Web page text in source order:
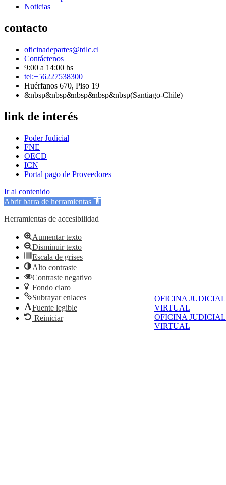
OFICINA JUDICIAL
VIRTUAL
OFICINA JUDICIAL
VIRTUAL
Noticias
contacto
oficinadepartes@tdlc.cl
Contáctenos
9:00 a 14:00 hs
tel:+56227538300
Huérfanos 670, Piso 19
&nbsp&nbsp&nbsp&nbsp&nbsp(Santiago-Chile)
link de interés
Poder Judicial
FNE
OECD
ICN
Portal pago de Proveedores
Ir al contenido
Abrir barra de herramientas
Herramientas de accesibilidad
Aumentar texto
Disminuir texto
Escala de grises
Alto contraste
Contraste negativo
Fondo claro
Subrayar enlaces
Fuente legible
Reiniciar